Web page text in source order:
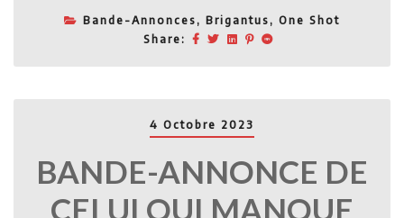
Bande-Annonces, Brigantus, One Shot
Share:
4 Octobre 2023
BANDE-ANNONCE DE
CELUI QUI MANQUE